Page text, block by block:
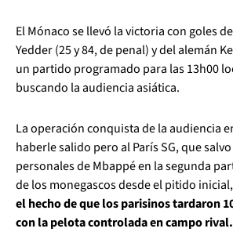
El Mónaco se llevó la victoria con goles
Yedder (25 y 84, de penal) y del alemán
un partido programado para las 13h00
buscando la audiencia asiática.
La operación conquista de la audiencia
haberle salido pero al París SG, que
personales de Mbappé en la segunda
de los monegascos desde el pitido inicial,
el hecho de que los parisinos tardaron
con la pelota controlada en campo rival.